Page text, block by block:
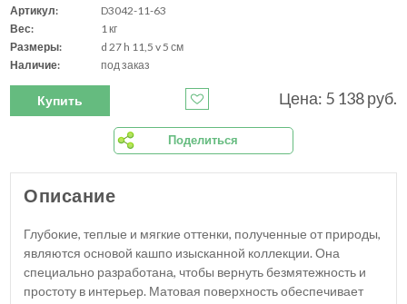
Артикул:
D3042-11-63
Вес:
1 кг
Размеры:
d 27 h 11,5 v 5 см
Наличие:
под заказ
Купить Цена: 5 138 руб.
Поделиться
Описание
Глубокие, теплые и мягкие оттенки, полученные от природы,
являются основой кашпо изысканной коллекции. Она
специально разработана, чтобы вернуть безмятежность и
простоту в интерьер. Матовая поверхность обеспечивает